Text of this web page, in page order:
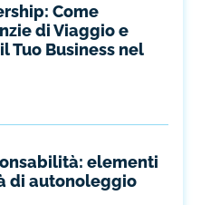
Come
di Viaggio e
Tuo Business nel
elementi
di autonoleggio